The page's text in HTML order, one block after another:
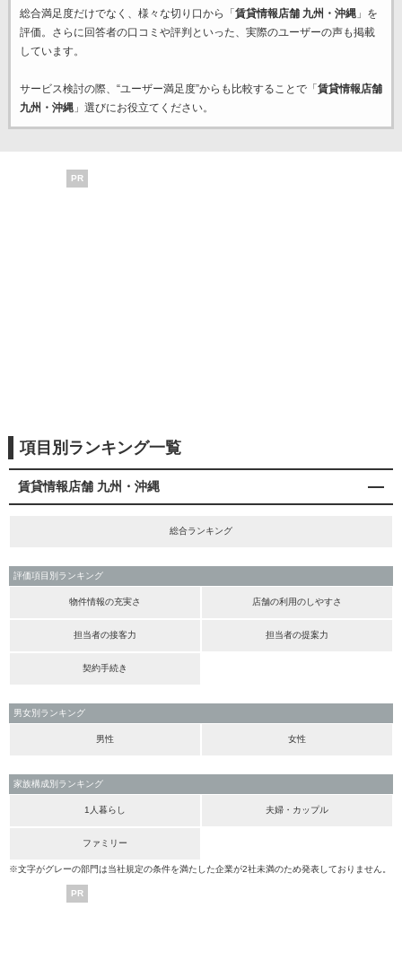
総合満足度だけでなく、様々な切り口から「 賃貸情報店舗 九州・沖縄」を
評価。さらに回答者の口コミや評判といった、実際のユーザーの声も掲載
しています。
サービス検討の際、“ユーザー満足度”からも比較することで「 賃貸情報店舗
九州・沖縄」選びにお役立てください。
PR
項目別ランキング一覧
賃貸情報店舗 九州・沖縄
総合ランキング
評価項目別ランキング
物件情報の充実さ 店舗の利用のしやすさ
担当者の接客力 担当者の提案力
契約手続き
男女別ランキング
男性 女性
家族構成別ランキング
1人暮らし 夫婦・カップル
ファミリー
※文字がグレーの部門は当社規定の条件を満たした企業が2社未満のため発表しておりません。
PR